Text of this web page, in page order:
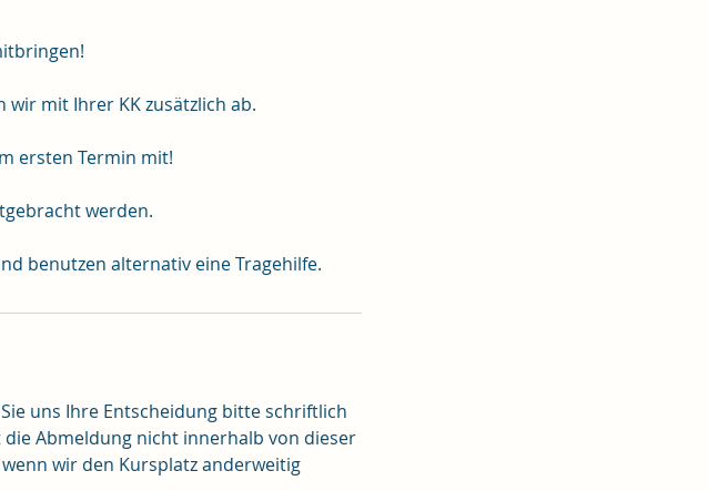
wir mit Ihrer KK zusätzlich ab.
ersten Termin mit!
werden.
uns Ihre Entscheidung bitte schriftlich
Abmeldung nicht innerhalb von dieser
wir den Kursplatz anderweitig